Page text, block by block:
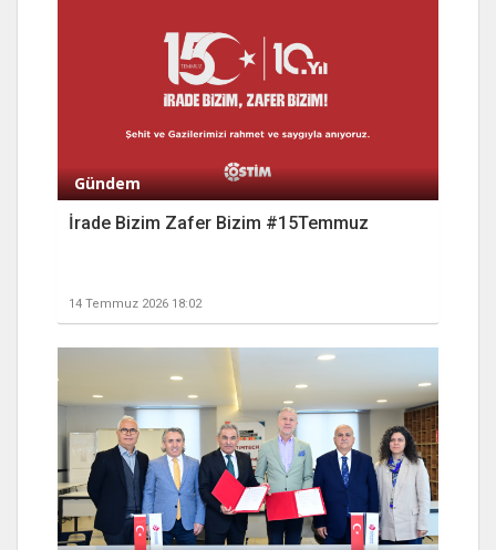
Gündem
İrade Bizim Zafer Bizim #15Temmuz
14 Temmuz 2026 18:02